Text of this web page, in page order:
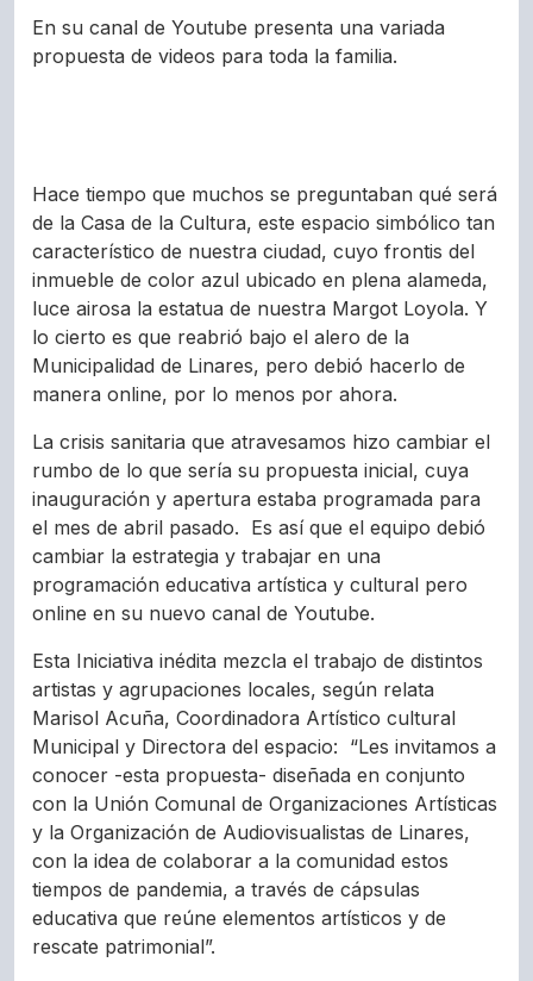
En su canal de Youtube presenta una variada
propuesta de videos para toda la familia.
Hace tiempo que muchos se preguntaban qué será
de la Casa de la Cultura, este espacio simbólico tan
característico de nuestra ciudad, cuyo frontis del
inmueble de color azul ubicado en plena alameda,
luce airosa la estatua de nuestra Margot Loyola. Y
lo cierto es que reabrió bajo el alero de la
Municipalidad de Linares, pero debió hacerlo de
manera online, por lo menos por ahora.
La crisis sanitaria que atravesamos hizo cambiar el
rumbo de lo que sería su propuesta inicial, cuya
inauguración y apertura estaba programada para
el mes de abril pasado. Es así que el equipo debió
cambiar la estrategia y trabajar en una
programación educativa artística y cultural pero
online en su nuevo canal de Youtube.
Esta Iniciativa inédita mezcla el trabajo de distintos
artistas y agrupaciones locales, según relata
Marisol Acuña, Coordinadora Artístico cultural
Municipal y Directora del espacio: “Les invitamos a
conocer -esta propuesta- diseñada en conjunto
con la Unión Comunal de Organizaciones Artísticas
y la Organización de Audiovisualistas de Linares,
con la idea de colaborar a la comunidad estos
tiempos de pandemia, a través de cápsulas
educativa que reúne elementos artísticos y de
rescate patrimonial”.